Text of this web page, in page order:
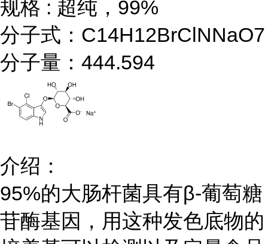
规格 : 超纯，99%
分子式：C14H12BrClNNaO7
分子量：444.594
介绍：
95%的大肠杆菌具有β-葡萄糖
苷酶基因，用这种发色底物的